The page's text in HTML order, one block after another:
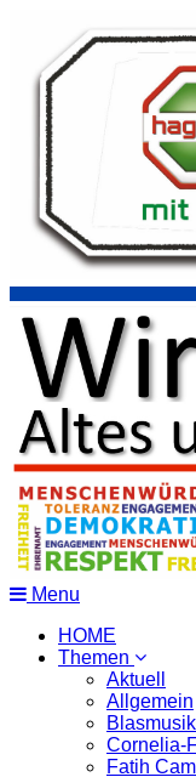
Menu
HOME
Themen
Aktuell
Allgemein
Cornelia-
Fatih